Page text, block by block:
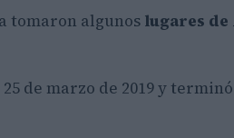
tomaron algunos lugares
de marzo de 2019 y